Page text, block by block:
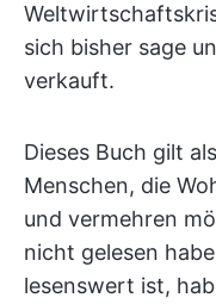
sich bisher sage
verkauft.
Dieses Buch gilt
Menschen, die
und vermehren
nicht gelesen
lesenswert ist,